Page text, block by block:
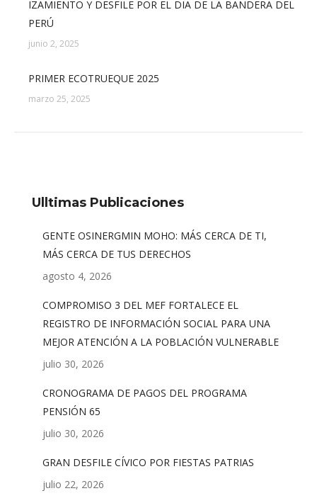
IZAMIENTO Y DESFILE POR EL DIA DE LA BANDERA DEL
PERÚ
junio 2, 2025
PRIMER ECOTRUEQUE 2025
marzo 25, 2025
Ulltimas Publicaciones
GENTE OSINERGMIN MOHO: MÁS CERCA DE TI,
MÁS CERCA DE TUS DERECHOS
agosto 4, 2026
COMPROMISO 3 DEL MEF FORTALECE EL
REGISTRO DE INFORMACIÓN SOCIAL PARA UNA
MEJOR ATENCIÓN A LA POBLACIÓN VULNERABLE
julio 30, 2026
CRONOGRAMA DE PAGOS DEL PROGRAMA
PENSIÓN 65
julio 30, 2026
GRAN DESFILE CÍVICO POR FIESTAS PATRIAS
julio 22, 2026